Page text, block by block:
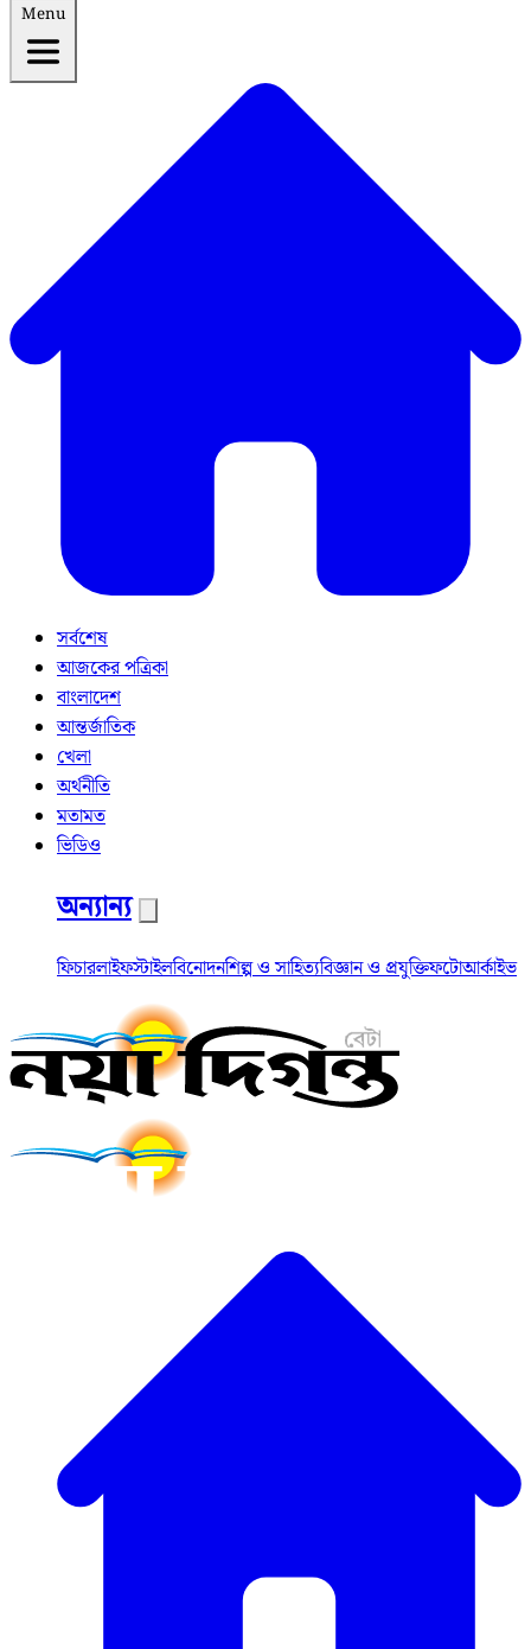
Menu
সর্বশেষ
আজকের পত্রিকা
বাংলাদেশ
আন্তর্জাতিক
খেলা
অর্থনীতি
মতামত
ভিডিও
অন্যান্য
ফিচারলাইফস্টাইলবিনোদনশিল্প ও সাহিত্যবিজ্ঞান ও প্রযুক্তিফটোআর্কাইভ